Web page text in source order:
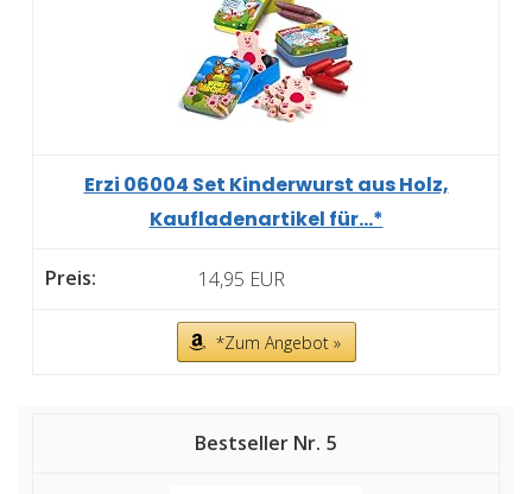
Erzi 06004 Set Kinderwurst aus Holz,
Kaufladenartikel für...*
14,95 EUR
*Zum Angebot »
5